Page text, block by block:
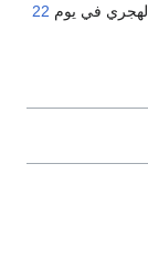
الهجري في يوم 22